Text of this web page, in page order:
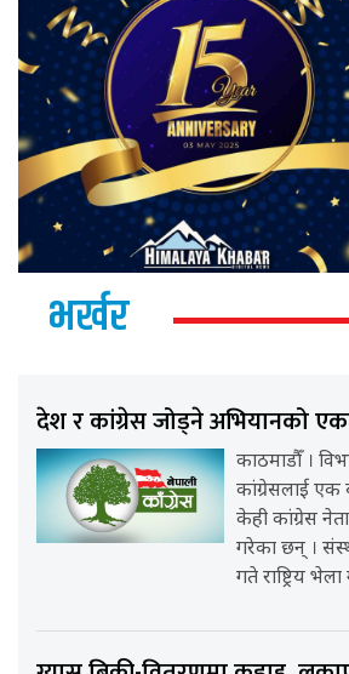
भर्खर
देश र कांग्रेस जोड्ने अभियानको
काठमाडौँ ।
कांग्रेसलाई एक
केही कांग्रेस
गरेका छन् ।
गते राष्ट्रिय